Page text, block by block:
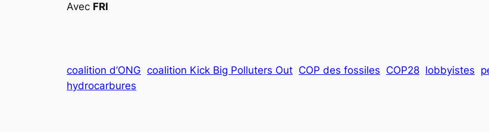
Avec FRI
coalition d’ONG coalition Kick Big Polluters Out COP des fossiles COP28 lobbyistes
hydrocarbures